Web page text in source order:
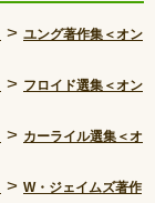
> ユング著作集＜オン
> フロイド選集＜オン
> カーライル選集＜オ
> W・ジェイムズ著作